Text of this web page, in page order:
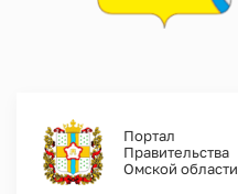
Портал
Правительства
Омской области